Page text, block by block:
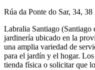
Rúa da Ponte do Sar, 34,
Labralia Santiago (Santiago
jardinería ubicado en la
una amplia variedad de
para el jardín y el hogar.
tienda física o solicitar que